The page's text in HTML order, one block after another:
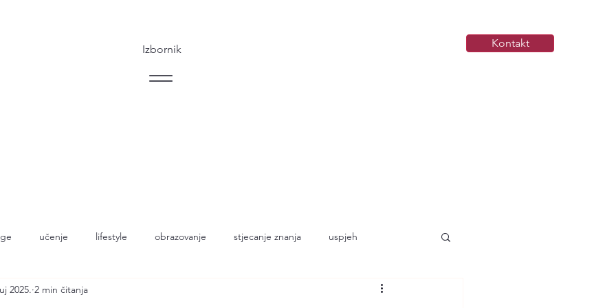
Izbornik Kontakt
učenje lifestyle obrazovanje stjecanje znanja uspjeh
znanost tehnologija
2025. 2 min čitanja